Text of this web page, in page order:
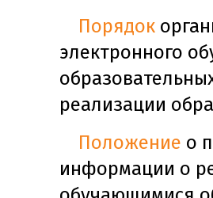
Порядок
электронного
реализации
Положение о
информации о